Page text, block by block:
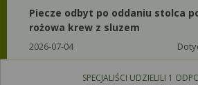
Piecze odbyt po oddaniu stolca
rożowa krew z sluzem
2026-07-04
SPECJALIŚCI UDZIELILI 1